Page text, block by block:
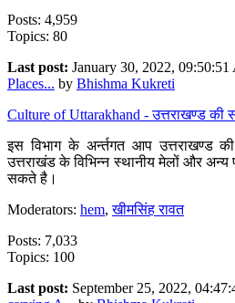
Posts: 4,959
Topics: 80
Last post: January 30, 2022,
Places... by Bhishma Kukreti
Culture of Uttarakhand - उत्तराखण्ड की
इस विभाग के अर्न्तगत आप उत्तराखण्ड की
उत्तराखंड के विभिन्न स्थानीय मेलों और अन्य
सकते है।
Moderators: hem,खीमसिंह रावत
Posts: 7,033
Topics: 100
Last post: September 25, 2022,